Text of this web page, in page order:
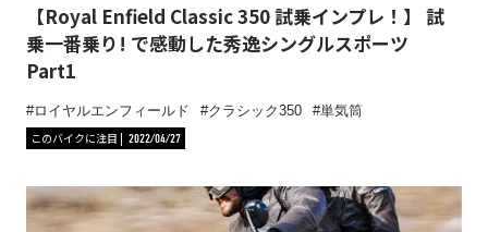
【Royal Enfield Classic 350 試乗インプレ！】 試
乗一番乗り! で感動した秀逸シングルスポーツ
Part1
ロイヤルエンフィールド クラシック350
単気筒
このバイクに注目
2022/04/27